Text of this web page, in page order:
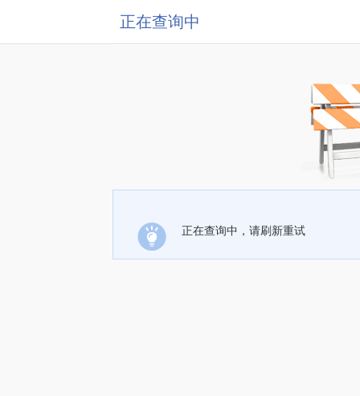
正在查询中
正在查询中，请刷新重试